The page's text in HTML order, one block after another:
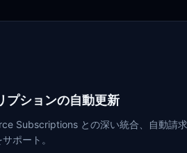
プションの自動更新
Subscriptions との深い統合、自動請
ポート。